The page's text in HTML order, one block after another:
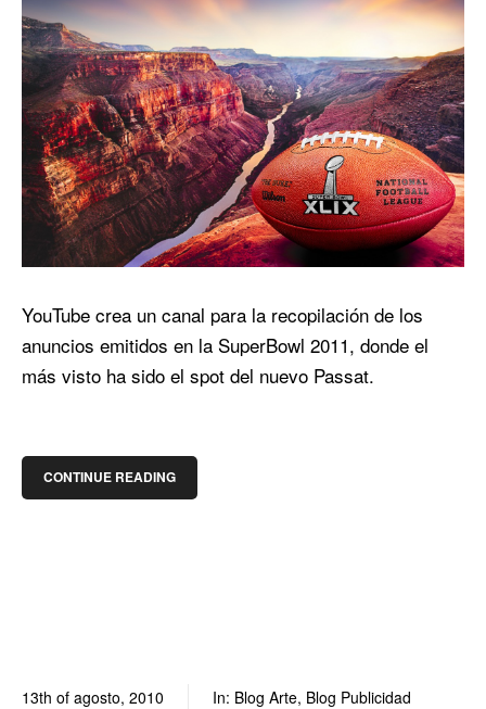
YouTube crea un canal para la recopilación de los
anuncios emitidos en la SuperBowl 2011, donde el
más visto ha sido el spot del nuevo Passat.
CONTINUE READING
13th of agosto, 2010 In: Blog Arte, Blog Publicidad